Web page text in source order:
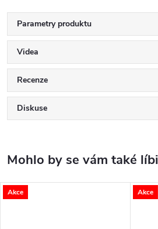
Parametry produktu
Videa
Recenze
Diskuse
Akce Akce